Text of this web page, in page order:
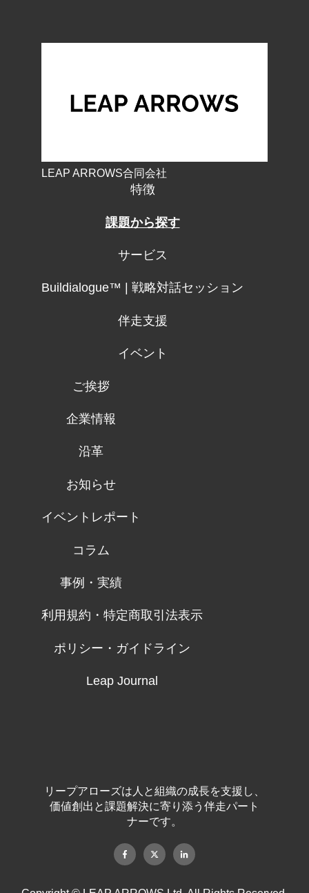
LEAP ARROWS合同会社
特徴
課題から探す
サービス
Buildialogue™ | 戦略対話セッション
伴走支援
イベント
ご挨拶
企業情報
沿革
お知らせ
イベントレポート
コラム
事例・実績
利用規約・特定商取引法表示
ポリシー・ガイドライン
Leap Journal
リープアローズは人と組織の成長を支援し、
価値創出と課題解決に寄り添う伴走パート
ナーです。